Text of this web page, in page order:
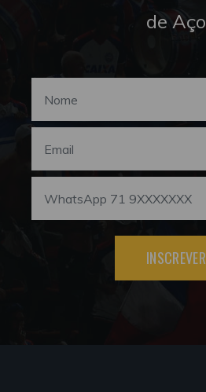
de Aço
INSCREVER